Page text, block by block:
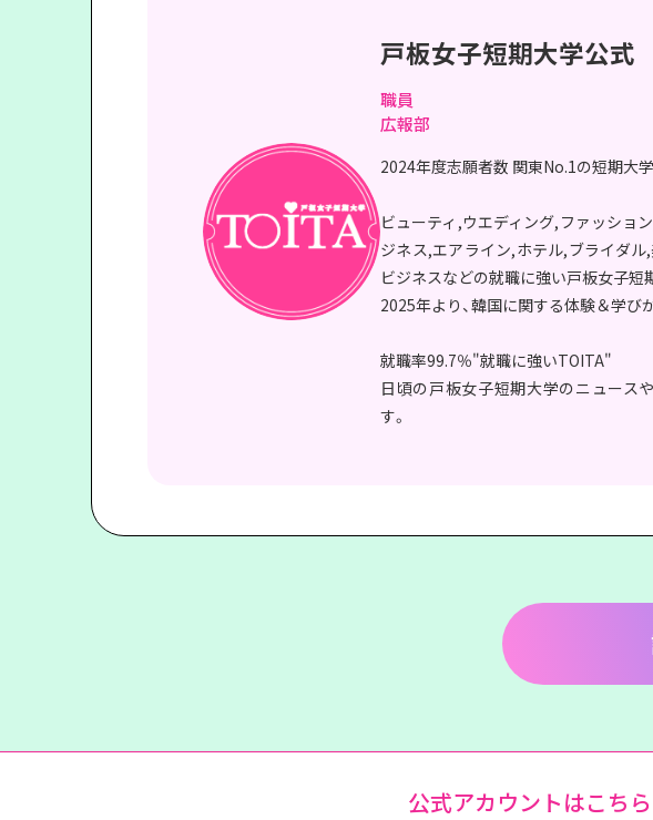
戸板女子短期大学公式
職員
広報部
2024年度志願者数 関東No.1の短期大
ビューティ,ウエディング,ファッショ
ジネス,エアライン,ホテル,ブライダ
ビジネスなどの就職に強い戸板女子短
2025年より、韓国に関する体験＆学び
就職率99.7％"就職に強いTOITA"
日頃の戸板女子短期大学のニュース
す。
公式アカウントはこちら